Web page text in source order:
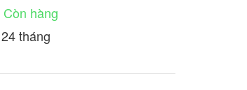
Còn hàng
24 tháng